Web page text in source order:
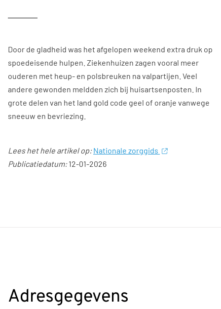
Door de gladheid was het afgelopen weekend extra druk op
spoedeisende hulpen. Ziekenhuizen zagen vooral meer
ouderen met heup- en polsbreuken na valpartijen. Veel
andere gewonden meldden zich bij huisartsenposten. In
grote delen van het land gold code geel of oranje vanwege
sneeuw en bevriezing.
Lees het hele artikel op: Nationale zorggids
Publicatiedatum:12-01-2026
Adresgegevens